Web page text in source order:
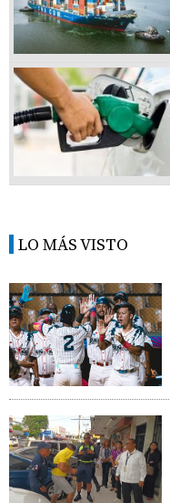
LO MÁS VISTO